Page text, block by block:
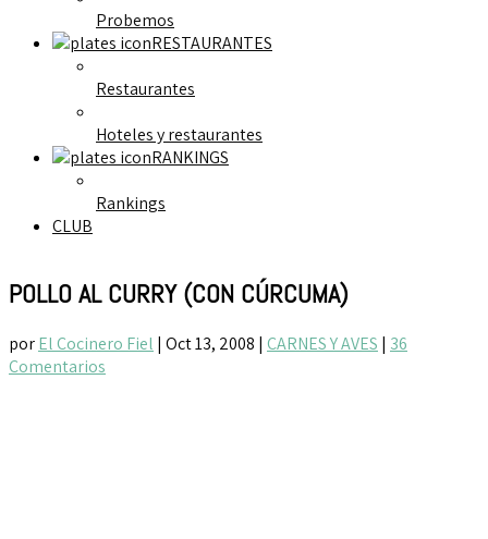
Probemos
RESTAURANTES
Restaurantes
Hoteles y restaurantes
RANKINGS
Rankings
CLUB
POLLO AL CURRY (CON CÚRCUMA)
porEl Cocinero Fiel | Oct 13, 2008 | CARNES Y AVES | 36
Comentarios